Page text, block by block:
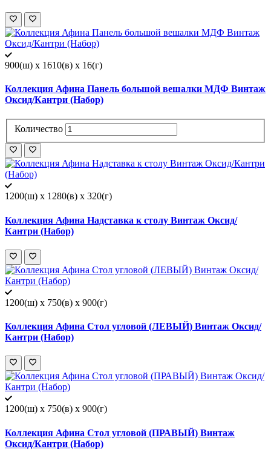
900(ш) x 1610(в) x 16(г)
Коллекция Афина Панель большой вешалки МДФ Винтаж
Оксид/Кантри (Набор)
Количество
1200(ш) x 1280(в) x 320(г)
Коллекция Афина Надставка к столу Винтаж Оксид/
Кантри (Набор)
1200(ш) x 750(в) x 900(г)
Коллекция Афина Стол угловой (ЛЕВЫЙ) Винтаж Оксид/
Кантри (Набор)
1200(ш) x 750(в) x 900(г)
Коллекция Афина Стол угловой (ПРАВЫЙ) Винтаж
Оксид/Кантри (Набор)